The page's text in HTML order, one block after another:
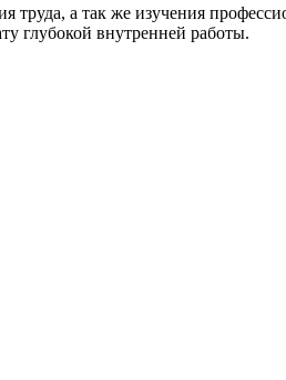
труда, а так же изучения
глубокой внутренней работы.